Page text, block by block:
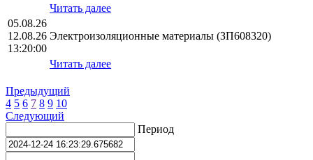
Читать далее
05.08.26
12.08.26
13:20:00
Электроизоляционные материалы (ЗП608320)
Читать далее
Предыдущий
4 5 6 7 8 9 10
Следующий
Период